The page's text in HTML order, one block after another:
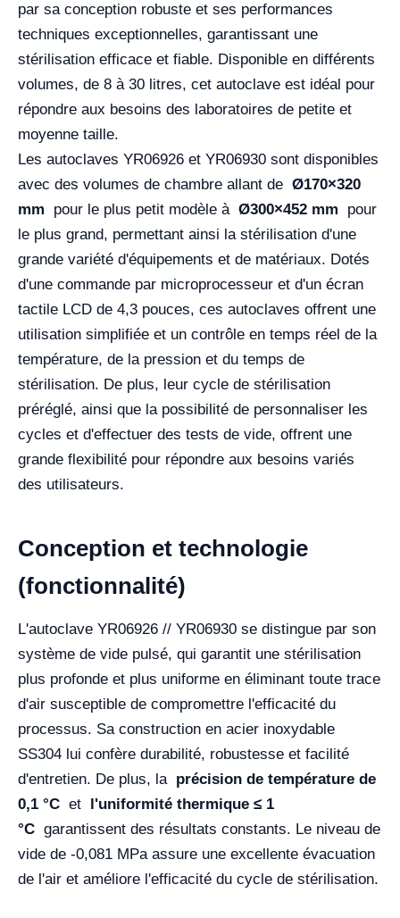
par sa conception robuste et ses performances
techniques exceptionnelles, garantissant une
stérilisation efficace et fiable. Disponible en différents
volumes, de 8 à 30 litres, cet autoclave est idéal pour
répondre aux besoins des laboratoires de petite et
moyenne taille.
Les autoclaves YR06926 et YR06930 sont disponibles
avec des volumes de chambre allant de Ø170×320
mm pour le plus petit modèle à Ø300×452 mm pour
le plus grand, permettant ainsi la stérilisation d'une
grande variété d'équipements et de matériaux. Dotés
d'une commande par microprocesseur et d'un écran
tactile LCD de 4,3 pouces, ces autoclaves offrent une
utilisation simplifiée et un contrôle en temps réel de la
température, de la pression et du temps de
stérilisation. De plus, leur cycle de stérilisation
préréglé, ainsi que la possibilité de personnaliser les
cycles et d'effectuer des tests de vide, offrent une
grande flexibilité pour répondre aux besoins variés
des utilisateurs.
Conception et technologie
(fonctionnalité)
L'autoclave YR06926 // YR06930 se distingue par son
système de vide pulsé, qui garantit une stérilisation
plus profonde et plus uniforme en éliminant toute trace
d'air susceptible de compromettre l'efficacité du
processus. Sa construction en acier inoxydable
SS304 lui confère durabilité, robustesse et facilité
d'entretien. De plus, la précision de température de
0,1 °C et l'uniformité thermique ≤ 1
°C garantissent des résultats constants. Le niveau de
vide de -0,081 MPa assure une excellente évacuation
de l'air et améliore l'efficacité du cycle de stérilisation.